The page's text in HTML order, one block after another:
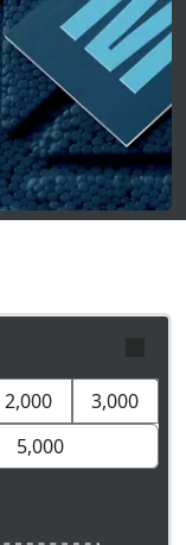
2,000
3,000
5,000
tolerance on